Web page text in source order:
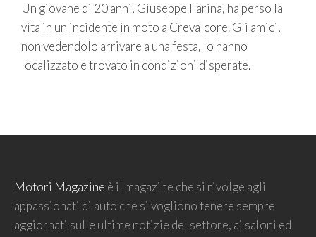
Un giovane di 20 anni, Giuseppe Farina, ha perso la
vita in un incidente in moto a Crevalcore. Gli amici,
non vedendolo arrivare a una festa, lo hanno
localizzato e trovato in condizioni disperate.
Motori Magazine è il magazine che si rivolge agli
appassionati di auto che si vogliono tenere sempre
aggiornati sulle ultime notizie del settore, ai saloni ed